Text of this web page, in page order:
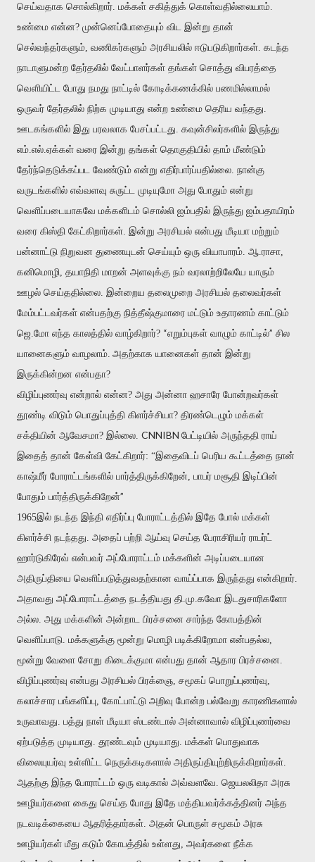
செய்வதாக சொல்கிறார். மக்கள் சகித்துக் கொள்வதில்லையாம்.
உண்மை என்ன? முன்னெப்போதையும் விட இன்று தான்
செல்வந்தர்களும், வணிகர்களும் அரசியலில் ஈடுபடுகிறார்கள். கடந்த
நாடாளுமன்ற தேர்தலில் வேட்பாளர்கள் தங்கள் சொத்து விபரத்தை
வெளியிட்ட போது நமது நாட்டில் கோடிக்கணக்கில் பணமில்லாமல்
ஒருவர் தேர்தலில் நிற்க முடியாது என்ற உண்மை தெரிய வந்தது.
ஊடகங்களில் இது பரவலாக பேசப்பட்டது. கவுன்சிலர்களில் இருந்து
எம்.எல்.ஏக்கள் வரை இன்று தங்கள் தொகுதியில் தாம் மீண்டும்
தேர்ந்தெடுக்கப்பட வேண்டும் என்று எதிர்பார்ப்பதில்லை. நான்கு
வருடங்களில் எவ்வளவு சுருட்ட முடியுமோ அது போதும் என்று
வெளிப்படையாகவே மக்களிடம் சொல்லி ஐம்பதில் இருந்து ஐம்பதாயிரம்
வரை கிஸ்தி கேட்கிறார்கள். இன்று அரசியல் என்பது மீடியா மற்றும்
பன்னாட்டு நிறுவன துணையுடன் செய்யும் ஒரு வியாபாரம். ஆ.ராசா,
கனிமொழி, தயாநிதி மாறன் அளவுக்கு நம் வரலாற்றிலேயே யாரும்
ஊழல் செய்ததில்லை. இன்றைய தலைமுறை அரசியல் தலைவர்கள்
மேம்பட்டவர்கள் என்பதற்கு நித்தீஷ்குமாரை மட்டும் உதாரணம் காட்டும்
ஜெ.மோ எந்த காலத்தில் வாழ்கிறார்? “எறும்புகள் வாழும் காட்டில்” சில
யானைகளும் வாழலாம். அதற்காக யானைகள் தான் இன்று
இருக்கின்றன என்பதா?
விழிப்புணர்வு என்றால் என்ன? அது அன்னா ஹசாரே போன்றவர்கள்
தூண்டி விடும் பொதுப்புத்தி கிளர்ச்சியா? திரண்டெழும் மக்கள்
சக்தியின் ஆவேசமா? இல்லை. CNNIBN பேட்டியில் அருந்ததி ராய்
இதைத் தான் கேள்வி கேட்கிறார்: “இதைவிடப் பெரிய கூட்டத்தை நான்
காஷ்மீர் போராட்டங்களில் பார்த்திருக்கிறேன், பாபர் மசூதி இடிப்பின்
போதும் பார்த்திருக்கிறேன்”
1965இல் நடந்த இந்தி எதிர்ப்பு போராட்டத்தில் இதே போல் மக்கள்
கிளர்ச்சி நடந்தது. அதைப் பற்றி ஆய்வு செய்த பேராசிரியர் ராபர்ட்
ஹார்டுகிரேவ் என்பவர் அப்போராட்டம் மக்களின் அடிப்படையான
அதிருப்தியை வெளிப்படுத்துவதற்கான வாய்ப்பாக இருந்தது என்கிறார்.
அதாவது அப்போராட்டத்தை நடத்தியது தி.மு.கவோ இடதுசாரிகளோ
அல்ல. அது மக்களின் அன்றாட பிரச்சனை சார்ந்த கோபத்தின்
வெளிப்பாடு. மக்களுக்கு மூன்று மொழி படிக்கிறோமா என்பதல்ல,
மூன்று வேளை சோறு கிடைக்குமா என்பது தான் ஆதார பிரச்சனை.
விழிப்புணர்வு என்பது அரசியல் பிரக்ஞை, சமூகப் பொறுப்புணர்வு,
கலாச்சார பங்களிப்பு, கோட்பாட்டு அறிவு போன்ற பல்வேறு காரணிகளால்
உருவாவது. பத்து நாள் மீடியா ஸ்டண்டால் அன்னாவால் விழிப்புணர்வை
ஏற்படுத்த முடியாது. தூண்டவும் முடியாது. மக்கள் பொதுவாக
விலையுயர்வு உள்ளிட்ட நெருக்கடிகளால் அதிருப்தியுற்றிருக்கிறார்கள்.
ஆதற்கு இந்த போராட்டம் ஒரு வடிகால் அவ்வளவே. ஜெயலலிதா அரசு
ஊழியர்களை கைது செய்த போது இதே மத்தியவர்க்கத்தினர் அந்த
நடவடிக்கையை ஆதரித்தார்கள். அதன் பொருள் சமூகம் அரசு
ஊழியர்கள் மீது கடும் கோபத்தில் உள்ளது, அவர்களை நீக்க